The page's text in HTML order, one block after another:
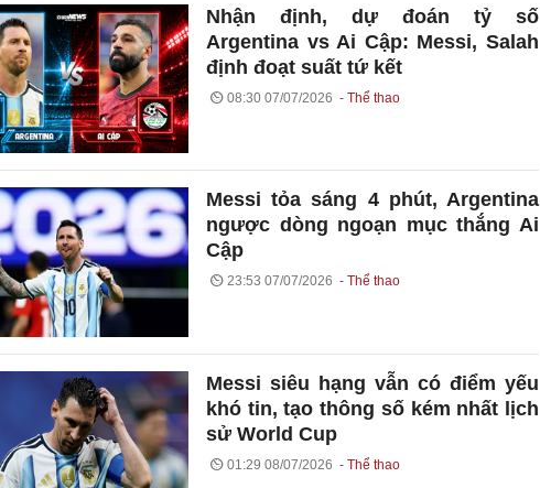
Nhận định, dự đoán tỷ số
Argentina vs Ai Cập: Messi, Salah
định đoạt suất tứ kết
08:30 07/07/2026 Thể thao
Messi tỏa sáng 4 phút, Argentina
ngược dòng ngoạn mục thắng Ai
Cập
23:53 07/07/2026 Thể thao
Messi siêu hạng vẫn có điểm yếu
khó tin, tạo thông số kém nhất lịch
sử World Cup
01:29 08/07/2026 Thể thao